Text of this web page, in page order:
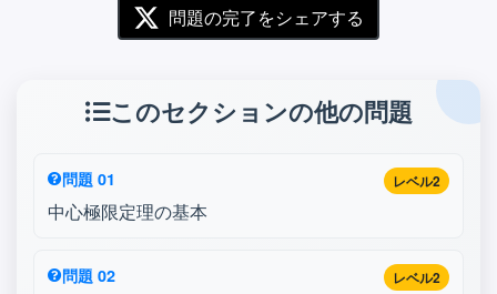
問題の完了をシェアする
このセクションの他の問題
レベル2
問題 01
中心極限定理の基本
レベル2
問題 02